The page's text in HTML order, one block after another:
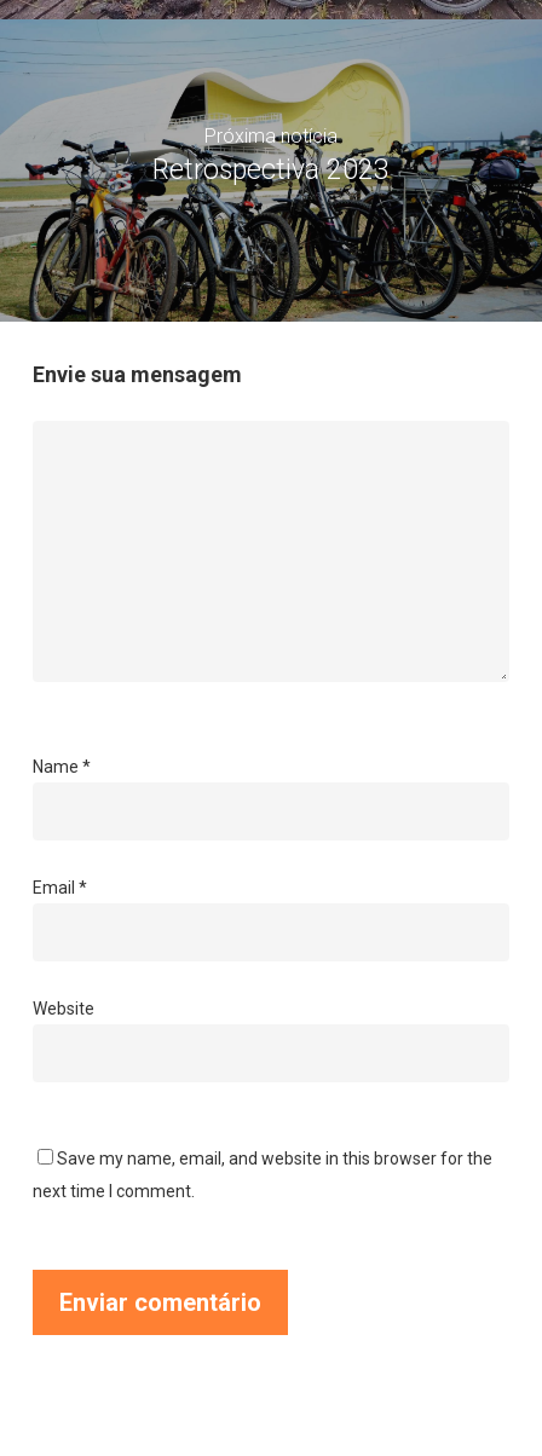
Próxima notícia
Retrospectiva 2023
Envie sua mensagem
Name *
Email *
Website
Save my name, email, and website in this browser for the
next time I comment.